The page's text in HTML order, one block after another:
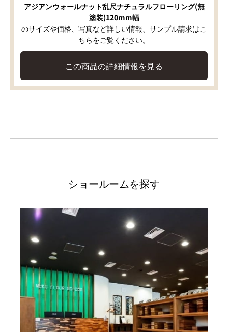
アジアンウォールナット乱尺ナチュラルフローリング(無
塗装)120mm幅
のサイズや価格、写真など詳しい情報、サンプル請求はこ
ちらをご覧ください。
この商品の詳細情報を見る
ショールームを探す